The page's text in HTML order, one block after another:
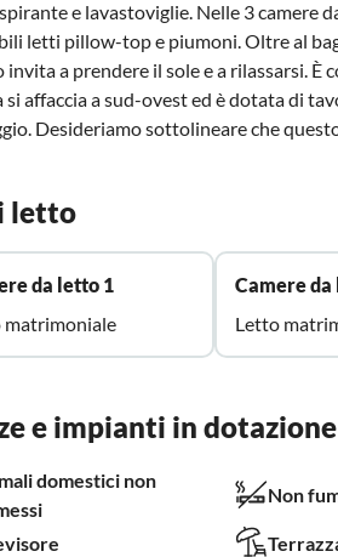
e lavastoviglie. Nelle 3 camere
letti pillow-top e piumoni. Oltre al
invita a prendere il sole e a rilassarsi.
si affaccia a sud-ovest ed è dotata di
Desideriamo sottolineare che
letto
da letto 1
matrimoniale
Camere
Letto
e impianti in dotazione
domestici non
Non